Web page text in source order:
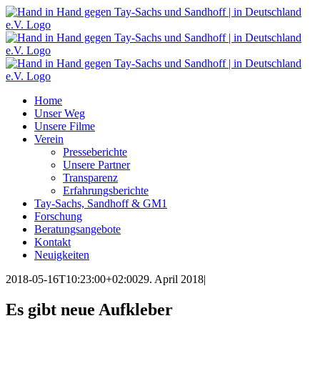
Zum
Inhalt
springen
Home
Unser Weg
Unsere Filme
Verein
Presseberichte
Unsere Partner
Transparenz
Erfahrungsberichte
Tay-Sachs, Sandhoff & GM1
Forschung
Beratungsangebote
Kontakt
Neuigkeiten
2018-05-16T10:23:00+02:0029. April 2018|
Es gibt neue Aufkleber